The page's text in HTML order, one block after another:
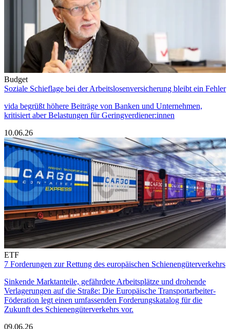
Budget
Soziale Schieflage bei der Arbeitslosenversicherung bleibt ein Fehler
vida begrüßt höhere Beiträge von Banken und Unternehmen,
kritisiert aber Belastungen für Geringverdiener:innen
10.06.26
ETF
7 Forderungen zur Rettung des europäischen Schienengüterverkehrs
Sinkende Marktanteile, gefährdete Arbeitsplätze und drohende
Verlagerungen auf die Straße: Die Europäische Transportarbeiter-
Föderation legt einen umfassenden Forderungskatalog für die
Zukunft des Schienengüterverkehrs vor.
09.06.26